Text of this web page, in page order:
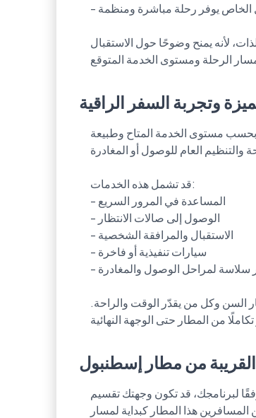
- النقل الخاص يوفر رحلة مباشرة ومنظمة
لأنه يمنح وضوحًا حول الاستقبال
وتجربة السفر الراقية
مستوى الخدمة المتاح وطبيعة
العام للوصول أو المغادرة.
قد تشمل هذه الخدمات:
- المساعدة في المرور السريع
- الوصول إلى صالات الانتظار
- الاستقبال والمرافقة الشخصية
- سيارات تنفيذية أو فاخرة
- تنظيم أكثر سلاسة لمراحل الوصول والمغادرة
السن وكل من يقدّر الوقت والراحة.
من مطار إسطنبول
لبرنامجك، قد تكون وجهتك تقسيم
هذا المطار كبداية لمسار